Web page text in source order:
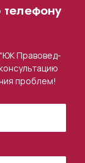
Правовед-
проблем!